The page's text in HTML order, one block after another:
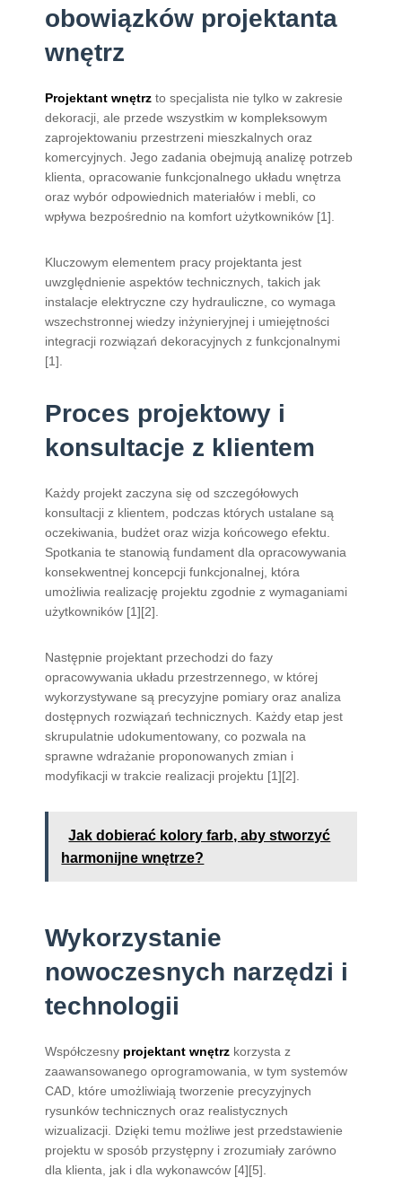
obowiązków projektanta
wnętrz
Projektant wnętrz to specjalista nie tylko w zakresie
dekoracji, ale przede wszystkim w kompleksowym
zaprojektowaniu przestrzeni mieszkalnych oraz
komercyjnych. Jego zadania obejmują analizę potrzeb
klienta, opracowanie funkcjonalnego układu wnętrza
oraz wybór odpowiednich materiałów i mebli, co
wpływa bezpośrednio na komfort użytkowników [1].
Kluczowym elementem pracy projektanta jest
uwzględnienie aspektów technicznych, takich jak
instalacje elektryczne czy hydrauliczne, co wymaga
wszechstronnej wiedzy inżynieryjnej i umiejętności
integracji rozwiązań dekoracyjnych z funkcjonalnymi
[1].
Proces projektowy i
konsultacje z klientem
Każdy projekt zaczyna się od szczegółowych
konsultacji z klientem, podczas których ustalane są
oczekiwania, budżet oraz wizja końcowego efektu.
Spotkania te stanowią fundament dla opracowywania
konsekwentnej koncepcji funkcjonalnej, która
umożliwia realizację projektu zgodnie z wymaganiami
użytkowników [1][2].
Następnie projektant przechodzi do fazy
opracowywania układu przestrzennego, w której
wykorzystywane są precyzyjne pomiary oraz analiza
dostępnych rozwiązań technicznych. Każdy etap jest
skrupulatnie udokumentowany, co pozwala na
sprawne wdrażanie proponowanych zmian i
modyfikacji w trakcie realizacji projektu [1][2].
Jak dobierać kolory farb, aby stworzyć
harmonijne wnętrze?
Wykorzystanie
nowoczesnych narzędzi i
technologii
Współczesny projektant wnętrz korzysta z
zaawansowanego oprogramowania, w tym systemów
CAD, które umożliwiają tworzenie precyzyjnych
rysunków technicznych oraz realistycznych
wizualizacji. Dzięki temu możliwe jest przedstawienie
projektu w sposób przystępny i zrozumiały zarówno
dla klienta, jak i dla wykonawców [4][5].